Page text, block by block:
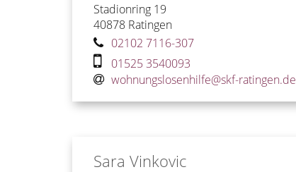
Stadionring 19
40878 Ratingen
02102 7116-307
01525 3540093
wohnungslosenhilfe@skf-ratingen.de
Sara Vinkovic